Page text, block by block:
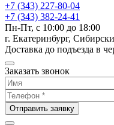
+7 (343) 227-80-04
+7 (343) 382-24-41
Пн-Пт, с 10:00 до 18:00
г. Екатеринбург,
Доставка до подъезда в
Заказать звонок
Отправить заявку